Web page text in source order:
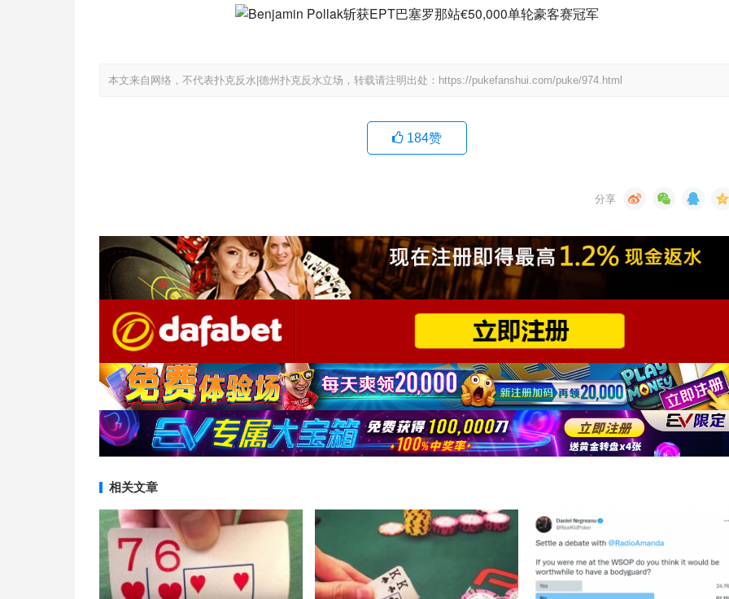
本文来自网络，不代表扑克反水|德州扑克反水立场，转载请注明出处：https://pukefanshui.com/puke/974.html
184赞
相关文章